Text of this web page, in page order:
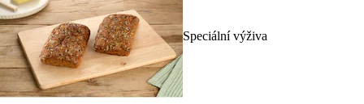
Speciální výživa